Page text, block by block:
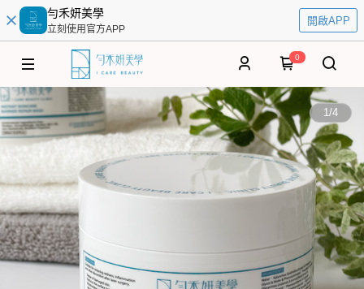
勻禾妍美學
立刻使用官方APP
開啟APP
0
1/4